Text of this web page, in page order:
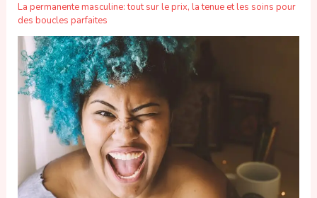
La permanente masculine: tout sur le prix, la tenue et les soins pour
des boucles parfaites